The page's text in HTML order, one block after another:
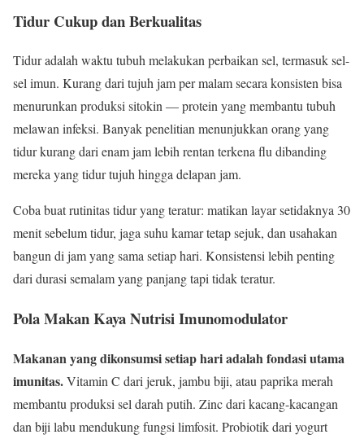
Tidur Cukup dan Berkualitas
Tidur adalah waktu tubuh melakukan perbaikan sel, termasuk sel-
sel imun. Kurang dari tujuh jam per malam secara konsisten bisa
menurunkan produksi sitokin — protein yang membantu tubuh
melawan infeksi. Banyak penelitian menunjukkan orang yang
tidur kurang dari enam jam lebih rentan terkena flu dibanding
mereka yang tidur tujuh hingga delapan jam.
Coba buat rutinitas tidur yang teratur: matikan layar setidaknya 30
menit sebelum tidur, jaga suhu kamar tetap sejuk, dan usahakan
bangun di jam yang sama setiap hari. Konsistensi lebih penting
dari durasi semalam yang panjang tapi tidak teratur.
Pola Makan Kaya Nutrisi Imunomodulator
Makanan yang dikonsumsi setiap hari adalah fondasi utama
imunitas.Vitamin C dari jeruk, jambu biji, atau paprika merah
membantu produksi sel darah putih. Zinc dari kacang-kacangan
dan biji labu mendukung fungsi limfosit. Probiotik dari yogurt